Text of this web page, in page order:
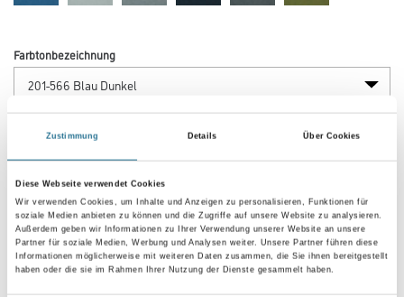
Zustimmung Details Über Cookies
Diese Webseite verwendet Cookies
Wir verwenden Cookies, um Inhalte und Anzeigen zu personalisieren, Funktionen für
soziale Medien anbieten zu können und die Zugriffe auf unsere Website zu analysieren.
Außerdem geben wir Informationen zu Ihrer Verwendung unserer Website an unsere
Partner für soziale Medien, Werbung und Analysen weiter. Unsere Partner führen diese
Informationen möglicherweise mit weiteren Daten zusammen, die Sie ihnen bereitgestellt
haben oder die sie im Rahmen Ihrer Nutzung der Dienste gesammelt haben.
Farbtonbezeichnung
Länge in centimeter
Breite in centimeter